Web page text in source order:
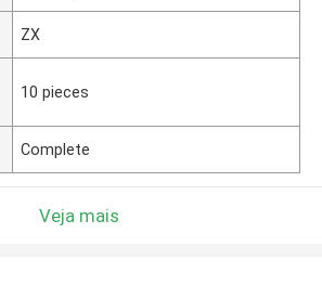
ZX
10 pieces
Complete
Veja mais